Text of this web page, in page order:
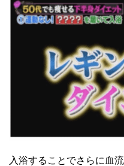
入浴することでさらに血